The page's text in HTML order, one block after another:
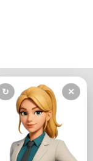
AVISO LEGAL
|
DE COOKIES
Madrid 28290
↻ ✕